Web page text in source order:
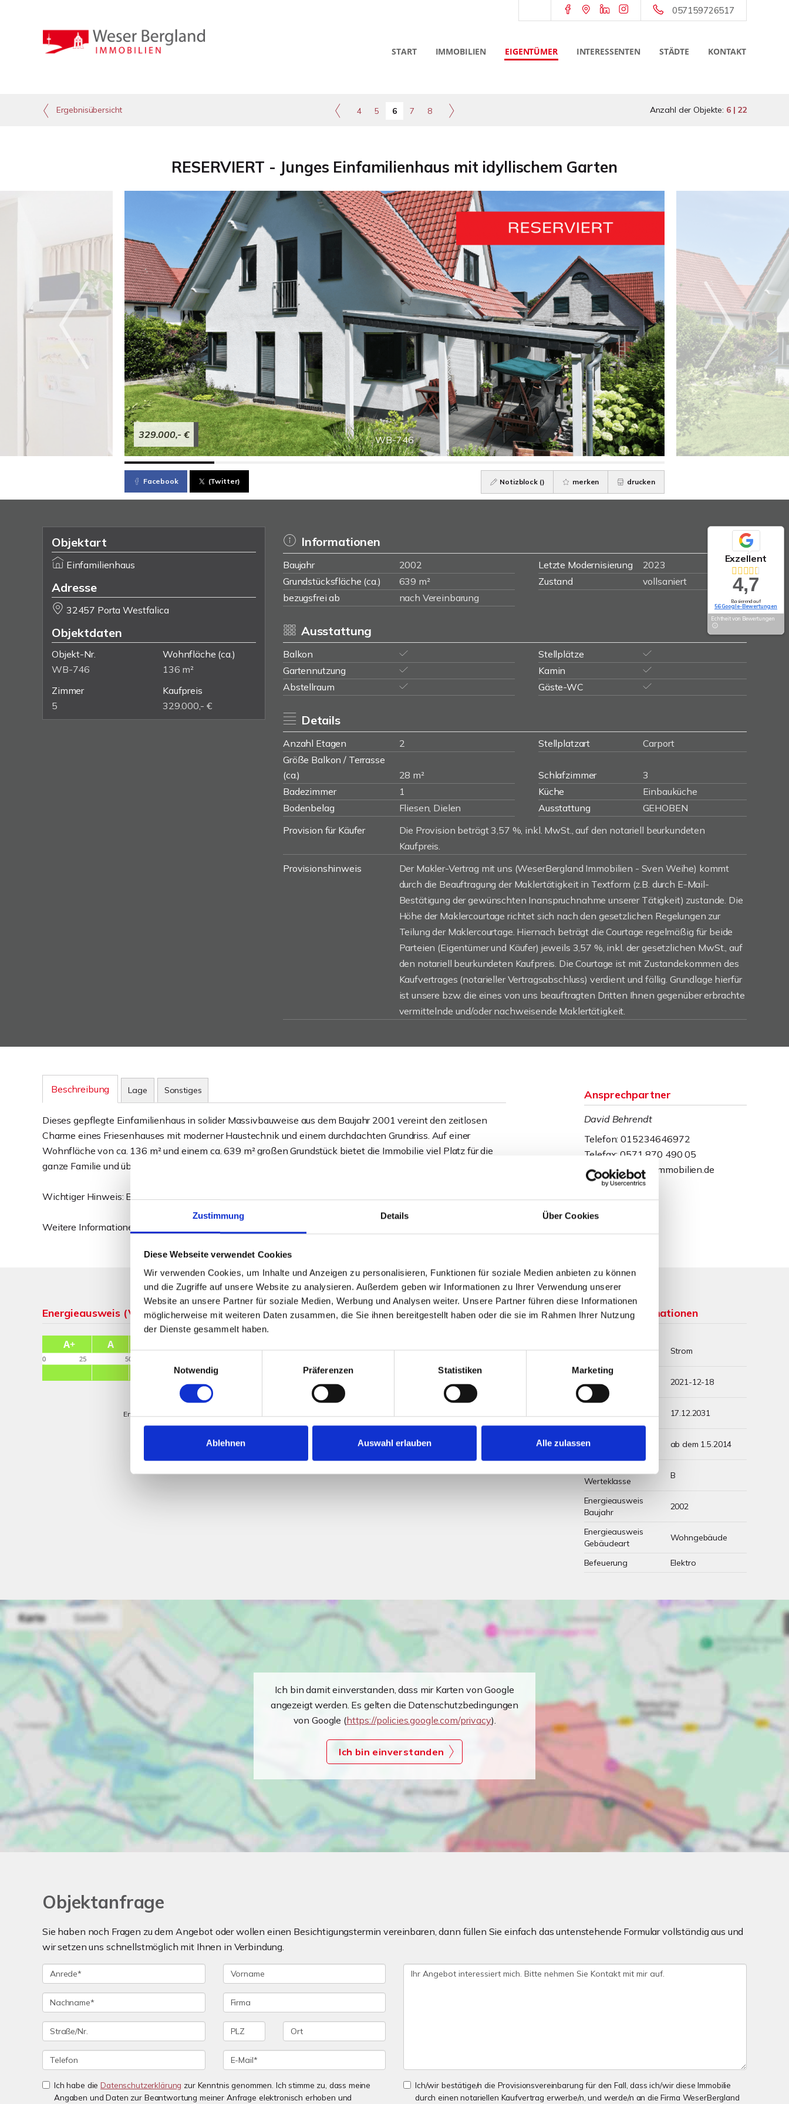
Zustimmung Details Über Cookies
Diese Webseite verwendet Cookies
Wir verwenden Cookies, um Inhalte und Anzeigen zu personalisieren, Funktionen für soziale Medien anbieten zu können
und die Zugriffe auf unsere Website zu analysieren. Außerdem geben wir Informationen zu Ihrer Verwendung unserer
Website an unsere Partner für soziale Medien, Werbung und Analysen weiter. Unsere Partner führen diese Informationen
möglicherweise mit weiteren Daten zusammen, die Sie ihnen bereitgestellt haben oder die sie im Rahmen Ihrer Nutzung
der Dienste gesammelt haben.
Einwilligungsauswahl
Notwendig
Präferenzen Statistiken Marketing
Ablehnen Auswahl erlauben Alle zulassen
057159726517
START IMMOBILIEN EIGENTÜMER INTERESSENTEN STÄDTE KONTAKT
Ergebnisübersicht 4 5 6 7 8 Anzahl der Objekte: 6 | 22
RESERVIERT - Junges Einfamilienhaus mit idyllischem Garten
WB-746
329.000,- €
Facebook (Twitter) Notizblock () merken drucken
Objektart
Einfamilienhaus
Adresse
32457 Porta Westfalica
Objektdaten
Objekt-Nr.
WB-746
Wohnfläche (ca.)
136 m²
Zimmer
5
Kaufpreis
329.000,- €
Informationen
Baujahr 2002 Letzte Modernisierung
2023
Grundstücksfläche (ca.)
639 m² Zustand
vollsaniert
bezugsfrei ab
nach Vereinbarung
Ausstattung
Balkon
Stellplätze
Gartennutzung
Kamin
Abstellraum
Gäste-WC
Details
Anzahl Etagen 2 Stellplatzart
Carport
Größe Balkon / Terrasse
(ca.)
28 m² Schlafzimmer
3
Badezimmer
1 Küche
Einbauküche
Bodenbelag
Fliesen, Dielen Ausstattung
GEHOBEN
Provision für Käufer
Die Provision beträgt 3,57 %, inkl. MwSt., auf den notariell beurkundeten
Kaufpreis.
Provisionshinweis
Der Makler-Vertrag mit uns (WeserBergland Immobilien - Sven Weihe) kommt
durch die Beauftragung der Maklertätigkeit in Textform (z.B. durch E-Mail-
Bestätigung der gewünschten Inanspruchnahme unserer Tätigkeit) zustande. Die
Höhe der Maklercourtage richtet sich nach den gesetzlichen Regelungen zur
Teilung der Maklercourtage. Hiernach beträgt die Courtage regelmäßig für beide
Parteien (Eigentümer und Käufer) jeweils 3,57 %, inkl. der gesetzlichen MwSt., auf
den notariell beurkundeten Kaufpreis. Die Courtage ist mit Zustandekommen des
Kaufvertrages (notarieller Vertragsabschluss) verdient und fällig. Grundlage hierfür
ist unsere bzw. die eines von uns beauftragten Dritten Ihnen gegenüber erbrachte
vermittelnde und/oder nachweisende Maklertätigkeit.
Beschreibung Lage Sonstiges
Dieses gepflegte Einfamilienhaus in solider Massivbauweise aus dem Baujahr 2001 vereint den zeitlosen
Charme eines Friesenhauses mit moderner Haustechnik und einem durchdachten Grundriss. Auf einer
Wohnfläche von ca. 136 m² und einem ca. 639 m² großen Grundstück bietet die Immobilie viel Platz für die
ganze Familie und überzeugt mit einem schönen Garten.
Wichtiger Hinweis: Bei dem Grundstück handelt es sich um ein Erbpachtgrundstück!
Weitere Informationen erhalten Sie im ausführlichen Exposé.
Ansprechpartner
David Behrendt
Telefon: 015234646972
Telefax: 0571 870 490 05
dbehrendt@wb-immobilien.de
Energieausweis (Verbrauchsausweis)
74,60 kWh / (m²*a)
Energieverbrauchskennwert
Weitere Informationen
Strom
Energieausweis
Ausstelldatum
2021-12-18
gültig bis
17.12.2031
Jahrgang
ab dem 1.5.2014
Werteklasse
B
Energieausweis
Baujahr
2002
Energieausweis
Gebäudeart
Wohngebäude
Befeuerung Elektro
Ich bin damit einverstanden, dass mir Karten von Google
angezeigt werden. Es gelten die Datenschutzbedingungen
von Google (https://policies.google.com/privacy).
Ich bin einverstanden
Objektanfrage
Sie haben noch Fragen zu dem Angebot oder wollen einen Besichtigungstermin vereinbaren, dann füllen Sie einfach das untenstehende Formular vollständig aus und
wir setzen uns schnellstmöglich mit Ihnen in Verbindung.
Ich habe dieDatenschutzerklärung zur Kenntnis genommen. Ich stimme zu, dass meine
Angaben und Daten zur Beantwortung meiner Anfrage elektronisch erhoben und
Ich/wir bestätige/n die Provisionsvereinbarung für den Fall, dass ich/wir diese Immobilie
durch einen notariellen Kaufvertrag erwerbe/n, und werde/n an die Firma WeserBergland
Exzellent
4,7
Basierend auf
56 Google-Bewertungen
Echtheit von Bewertungen